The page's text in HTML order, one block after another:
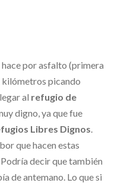
por asfalto (primera
kilómetros picando
al refugio de
digno, ya que fue
Libres Dignos.
que hacen estas
decir que también
de antemano. Lo que si